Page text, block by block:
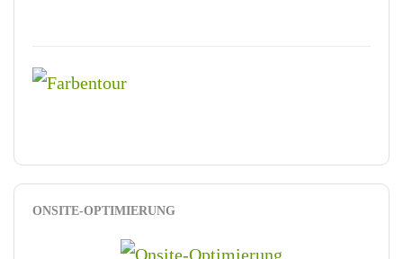
ONSITE-OPTIMIERUNG